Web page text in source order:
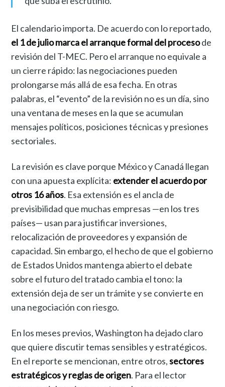
El calendario importa. De acuerdo con lo reportado,
el 1 de julio marca el arranque formal del procesode
revisión del T-MEC. Pero el arranque no equivale a
un cierre rápido: las negociaciones pueden
prolongarse más allá de esa fecha. En otras
palabras, el “evento” de la revisión no es un día, sino
una ventana de meses en la que se acumulan
mensajes políticos, posiciones técnicas y presiones
sectoriales.
La revisión es clave porque México y Canadá llegan
con una apuesta explícita: extender el acuerdo por
otros 16 años. Esa extensión es el ancla de
previsibilidad que muchas empresas —en los tres
países— usan para justificar inversiones,
relocalización de proveedores y expansión de
capacidad. Sin embargo, el hecho de que el gobierno
de Estados Unidos mantenga abierto el debate
sobre el futuro del tratado cambia el tono: la
extensión deja de ser un trámite y se convierte en
una negociación con riesgo.
En los meses previos, Washington ha dejado claro
que quiere discutir temas sensibles y estratégicos.
En el reporte se mencionan, entre otros,sectores
estratégicos y reglas de origen. Para el lector